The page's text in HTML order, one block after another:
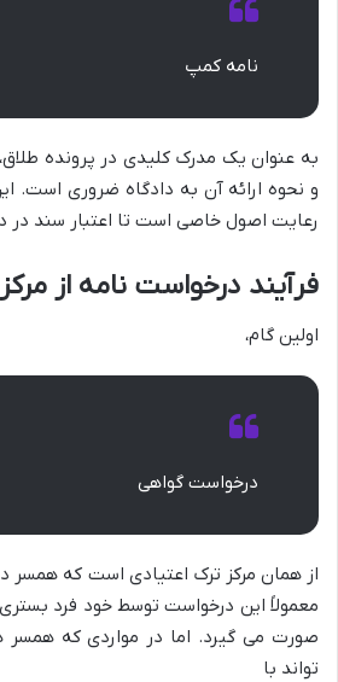
نامه کمپ
به عنوان یک مدرک کلیدی در پرونده
و نحوه ارائه آن به دادگاه ضروری است.
رعایت اصول خاصی است تا اعتبار سند در
فرآیند درخواست نامه از
اولین گام،
درخواست گواهی
از همان مرکز ترک اعتیادی است که همسر
معمولاً این درخواست توسط خود فرد
صورت می گیرد. اما در مواردی که همسر
تواند با